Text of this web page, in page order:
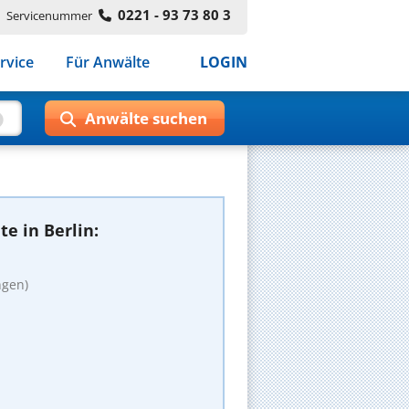
Servicenummer 0221 - 93 73 80 3
Für Anwälte LOGIN
in Berlin: